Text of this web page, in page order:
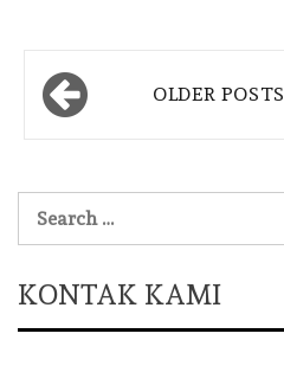
Posts
navigation
OLDER POSTS
KONTAK KAMI